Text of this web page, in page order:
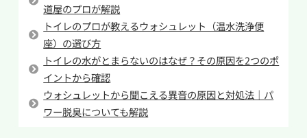
こうしたトイレの水位異常はトラブルの前兆か
もしれません。放置すればトイレが使えなくなっ
たり、悪臭や汚水が溢れる原因にもなりかねませ
ん。早めに原因を見極めて適切に対処しましょ
う。無理に自己対処して事態を悪化させるより、
水まわり専門の業者に相談して安全に問題を解決
することをおすすめします。
道屋のプロが解説
トイレのプロが教えるウォシュレット（温水洗浄便
座）の選び方
トイレの水がとまらないのはなぜ？その原因を2つのポ
イントから確認
ウォシュレットから聞こえる異音の原因と対処法｜パ
ワー脱臭についても解説